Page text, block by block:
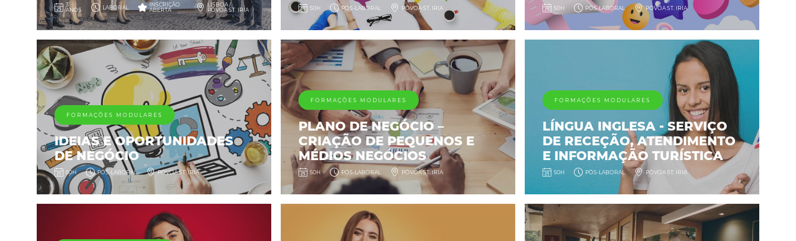
3
ANOS
LABORAL
INSCRIÇÃO
ABERTA
LISBOA /
PÓVOA ST. IRIA
50H PÓS-LABORAL PÓVOA ST. IRIA 50H PÓS-LABORAL PÓVOA ST. IRIA
FORMAÇÕES MODULARES
IDEIAS E OPORTUNIDADES
DE NEGÓCIO
50H PÓS-LABORAL PÓVOA ST. IRIA
FORMAÇÕES MODULARES
PLANO DE NEGÓCIO –
CRIAÇÃO DE PEQUENOS E
MÉDIOS NEGÓCIOS
50H PÓS-LABORAL PÓVOA ST. IRIA
FORMAÇÕES MODULARES
LÍNGUA INGLESA - SERVIÇO
DE RECEÇÃO, ATENDIMENTO
E INFORMAÇÃO TURÍSTICA
50H PÓS-LABORAL PÓVOA ST. IRIA